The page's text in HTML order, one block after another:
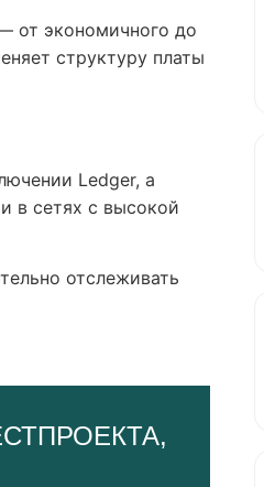
от экономичного до
структуру платы
Ledger, а
в сетях с высокой
отслеживать